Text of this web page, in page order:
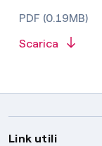
PDF (0.19MB)
Scarica
Link utili